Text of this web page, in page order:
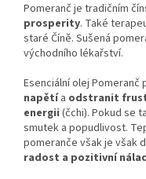
Pomeranč je tradičním
prosperity. Také
staré Číně. Sušená
východního lékařství.
Esenciální olej Pomeranč
napětí a odstranit
energii (čchi). Pokud se
smutek a popudlivost.
pomeranče však je však
radost a pozitivní